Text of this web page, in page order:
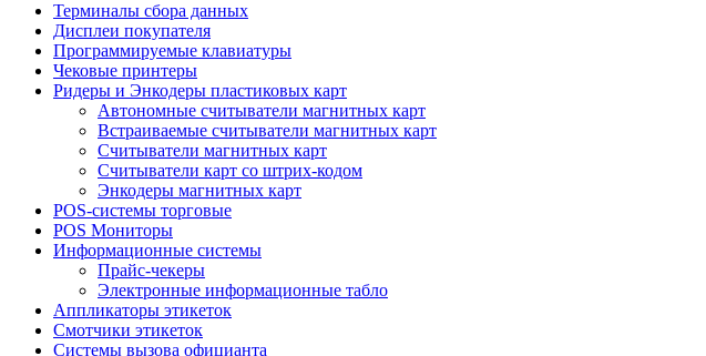
Терминалы сбора данных
Дисплеи покупателя
Программируемые клавиатуры
Чековые принтеры
Ридеры и Энкодеры пластиковых карт
Автономные считыватели магнитных карт
Встраиваемые считыватели магнитных карт
Считыватели магнитных карт
Считыватели карт со штрих-кодом
Энкодеры магнитных карт
POS-системы торговые
POS Мониторы
Информационные системы
Прайс-чекеры
Электронные информационные табло
Аппликаторы этикеток
Смотчики этикеток
Системы вызова официанта